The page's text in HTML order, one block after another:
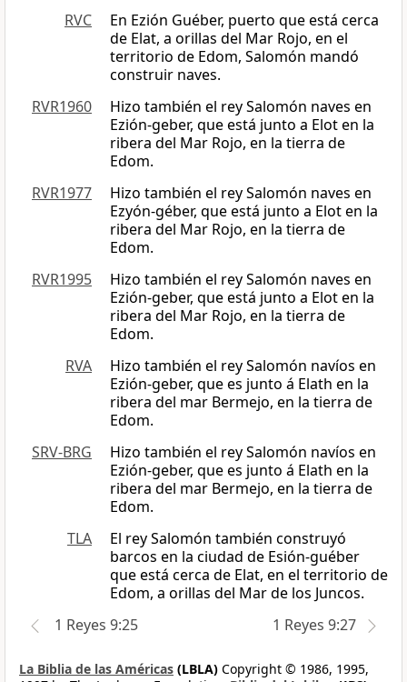
RVC
En Ezión Guéber, puerto que está cerca
de Elat, a orillas del Mar Rojo, en el
territorio de Edom, Salomón mandó
construir naves.
RVR1960
Hizo también el rey Salomón naves en
Ezión-geber, que está junto a Elot en la
ribera del Mar Rojo, en la tierra de
Edom.
RVR1977
Hizo también el rey Salomón naves en
Ezyón-géber, que está junto a Elot en la
ribera del Mar Rojo, en la tierra de
Edom.
RVR1995
Hizo también el rey Salomón naves en
Ezión-geber, que está junto a Elot en la
ribera del Mar Rojo, en la tierra de
Edom.
RVA
Hizo también el rey Salomón navíos en
Ezión-geber, que es junto á Elath en la
ribera del mar Bermejo, en la tierra de
Edom.
SRV-BRG
Hizo también el rey Salomón navíos en
Ezión-geber, que es junto á Elath en la
ribera del mar Bermejo, en la tierra de
Edom.
TLA
El rey Salomón también construyó
barcos en la ciudad de Esión-guéber
que está cerca de Elat, en el territorio de
Edom, a orillas del Mar de los Juncos.
1 Reyes 9:25
1 Reyes 9:27
La Biblia de las Américas (LBLA) Copyright © 1986, 1995,